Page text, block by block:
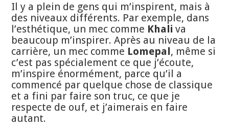
Il y a plein de gens qui m’inspirent, mais à
des niveaux différents. Par exemple, dans
l’esthétique, un mec comme Khali va
beaucoup m’inspirer. Après au niveau de la
carrière, un mec comme Lomepal, même si
c’est pas spécialement ce que j’écoute,
m’inspire énormément, parce qu’il a
commencé par quelque chose de classique
et a fini par faire son truc, ce que je
respecte de ouf, et j’aimerais en faire
autant.